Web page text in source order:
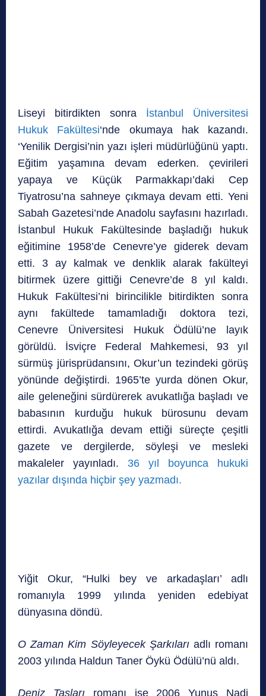
Liseyi bitirdikten sonra İstanbul Üniversitesi
Hukuk Fakültesi‘nde okumaya hak kazandı.
‘Yenilik Dergisi’nin yazı işleri müdürlüğünü yaptı.
Eğitim yaşamına devam ederken. çevirileri
yapaya ve Küçük Parmakkapı’daki Cep
Tiyatrosu’na sahneye çıkmaya devam etti. Yeni
Sabah Gazetesi’nde Anadolu sayfasını hazırladı.
İstanbul Hukuk Fakültesinde başladığı hukuk
eğitimine 1958’de Cenevre’ye giderek devam
etti. 3 ay kalmak ve denklik alarak fakülteyi
bitirmek üzere gittiği Cenevre’de 8 yıl kaldı.
Hukuk Fakültesi’ni birincilikle bitirdikten sonra
aynı fakültede tamamladığı doktora tezi,
Cenevre Üniversitesi Hukuk Ödülü’ne layık
görüldü. İsviçre Federal Mahkemesi, 93 yıl
sürmüş jürisprüdansını, Okur’un tezindeki görüş
yönünde değiştirdi. 1965’te yurda dönen Okur,
aile geleneğini sürdürerek avukatlığa başladı ve
babasının kurduğu hukuk bürosunu devam
ettirdi. Avukatlığa devam ettiği süreçte çeşitli
gazete ve dergilerde, söyleşi ve mesleki
makaleler yayınladı. 36 yıl boyunca hukuki
yazılar dışında hiçbir şey yazmadı.
Yiğit Okur, “Hulki bey ve arkadaşları’ adlı
romanıyla 1999 yılında yeniden edebiyat
dünyasına döndü.
O Zaman Kim Söyleyecek Şarkılarıadlı romanı
2003 yılında Haldun Taner Öykü Ödülü’nü aldı.
Deniz Taşlarıromanı ise 2006 Yunus Nadi